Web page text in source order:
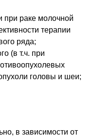
при раке молочной
терапии
ряда;
(в т.ч. при
головы и шеи;
в зависимости от